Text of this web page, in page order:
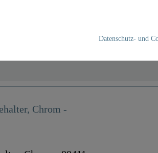
Kunststoff ABS
Datenschutz- und